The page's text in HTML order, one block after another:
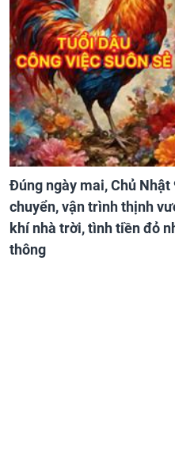
Đúng ngày mai, Chủ
chuyển, vận trình thịnh
khí nhà trời, tình tiền đỏ
thông